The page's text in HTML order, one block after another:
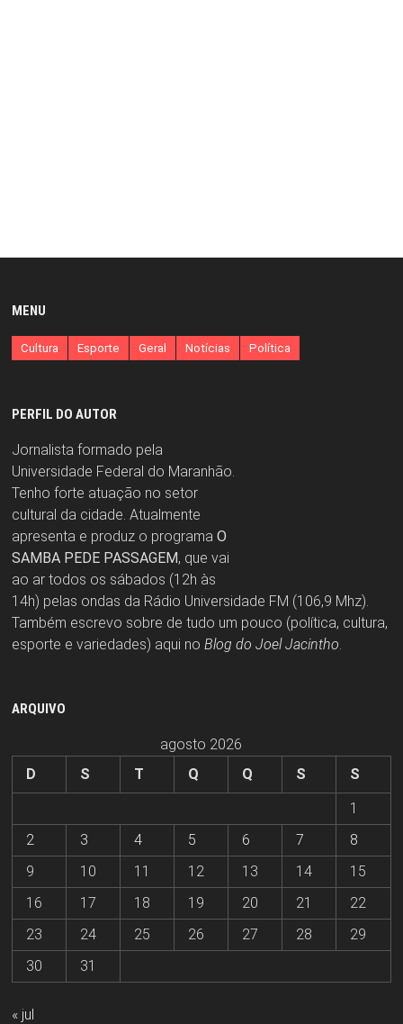
MENU
Cultura Esporte Geral Notícias Política
PERFIL DO AUTOR
Jornalista formado pela
Universidade Federal do Maranhão.
Tenho forte atuação no setor
cultural da cidade. Atualmente
apresenta e produz o programa O
SAMBA PEDE PASSAGEM, que vai
ao ar todos os sábados (12h às
14h) pelas ondas da Rádio Universidade FM (106,9 Mhz).
Também escrevo sobre de tudo um pouco (política, cultura,
esporte e variedades) aqui no Blog do Joel Jacintho
ARQUIVO
agosto 2026
D
S T Q Q S
S
1
2
3 4 5 6 7
8
9
10 11 12 13 14
15
16
17 18 19 20 21
22
23
24 25 26 27 28
29
30
31
« jul